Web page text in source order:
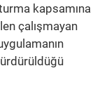
kapsamına
çalışmayan